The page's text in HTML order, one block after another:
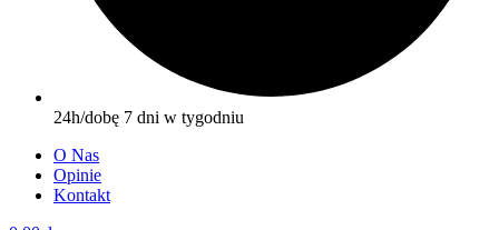
24h/dobę 7 dni w tygodniu
O Nas
Opinie
Kontakt